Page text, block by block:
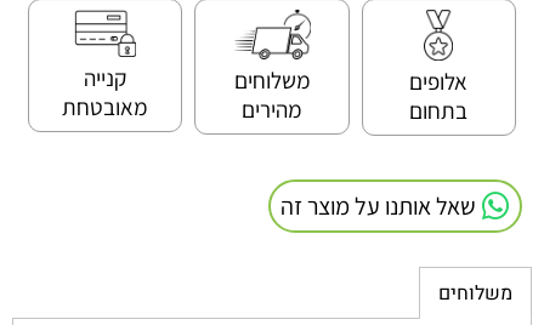
אלופים
בתחום
משלוחים
מהירים
קנייה
מאובטחת
שאל אותנו על מוצר זה
משלוחים